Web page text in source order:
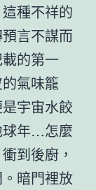
種不祥的
言不謀而
的第一
氣味籠
宇宙水餃
球年…怎麼
到後廚，
暗門裡放